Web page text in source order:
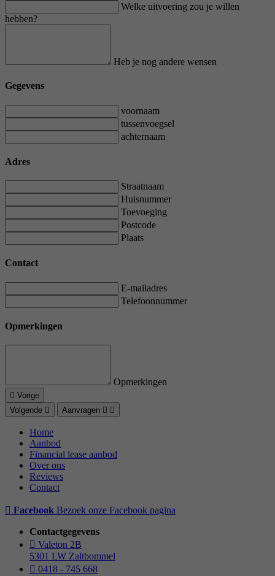
Welke uitvoering zou je willen
hebben?
Heb je nog andere wensen
Gegevens
voornaam
tussenvoegsel
achternaam
Adres
Straatnaam
Huisnummer
Toevoeging
Postcode
Plaats
Contact
E-mailadres
Telefoonnummer
Opmerkingen
Opmerkingen
Vorige
Volgende
Aanvragen
Home
Aanbod
Financial lease aanbod
Over ons
Reviews
Contact
Facebook Bezoek onze Facebook pagina
Contactgegevens
Valeton 2B
5301 LW Zaltbommel
0418 - 745 668